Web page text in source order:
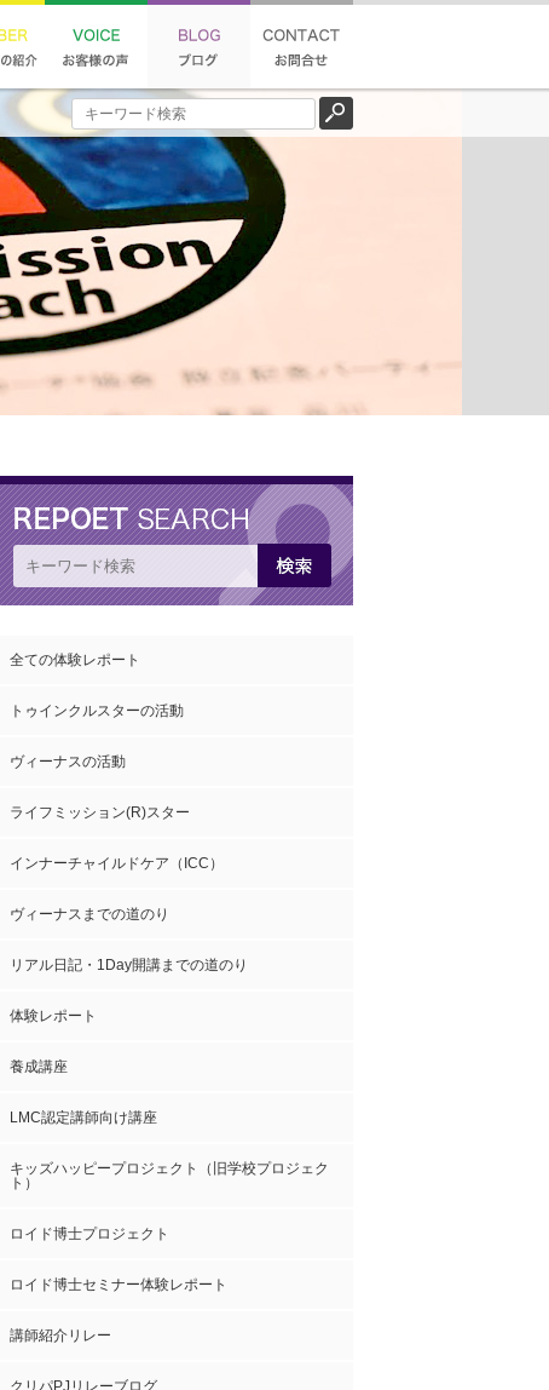
全ての体験レポート
トゥインクルスターの活動
ヴィーナスの活動
ライフミッション(R)スター
インナーチャイルドケア（ICC）
ヴィーナスまでの道のり
リアル日記・1Day開講までの道のり
体験レポート
養成講座
LMC認定講師向け講座
キッズハッピープロジェクト（旧学校プロジェク
ト）
ロイド博士プロジェクト
ロイド博士セミナー体験レポート
講師紹介リレー
クリパPJリレーブログ